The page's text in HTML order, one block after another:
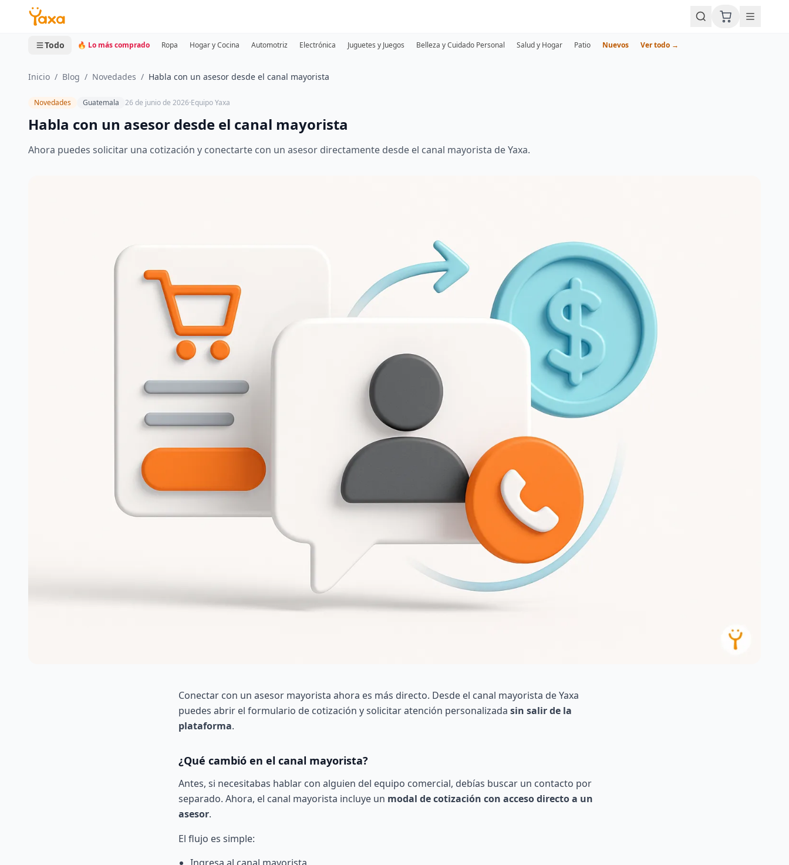
MINI CARRITO
0 productos
Todo 🔥 Lo más comprado Ropa Hogar y Cocina Automotriz Electrónica Juguetes y Juegos Belleza y Cuidado Personal Salud y Hogar Patio Nuevos Ver todo →
Inicio / Blog / Novedades / Habla con un asesor desde el canal mayorista
Novedades Guatemala 26 de junio de 2026·Equipo Yaxa
Habla con un asesor desde el canal mayorista
Ahora puedes solicitar una cotización y conectarte con un asesor directamente desde el canal mayorista de Yaxa.
Conectar con un asesor mayorista ahora es más directo. Desde el canal mayorista de Yaxa
puedes abrir el formulario de cotización y solicitar atención personalizada sin salir de la
plataforma.
¿Qué cambió en el canal mayorista?
Antes, si necesitabas hablar con alguien del equipo comercial, debías buscar un contacto por
separado. Ahora, el canal mayorista incluye un modal de cotización con acceso directo a un
asesor.
El flujo es simple: